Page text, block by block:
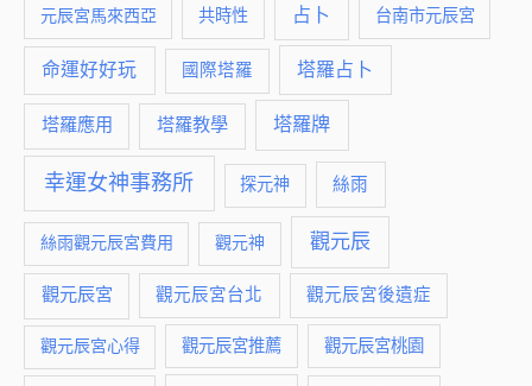
元辰宮馬來西亞 共時性 占卜 台南市元辰宮
命運好好玩 國際塔羅 塔羅占卜
塔羅應用 塔羅教學 塔羅牌
幸運女神事務所 探元神 絲雨
絲雨觀元辰宮費用 觀元神 觀元辰
觀元辰宮 觀元辰宮台北 觀元辰宮後遺症
觀元辰宮心得 觀元辰宮推薦 觀元辰宮桃園